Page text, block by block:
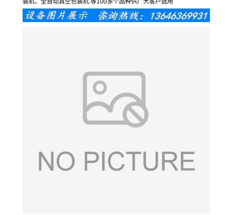
装机、全自动真空包装机.等100多个品种供广大客户选用